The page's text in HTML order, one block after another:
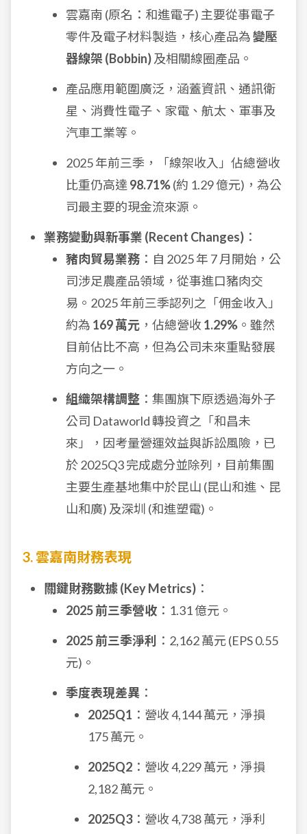
雲嘉南 (原名：和進電子) 主要從事電子
零件及電子材料製造，核心產品為變壓
器線架 (Bobbin)及相關線圈產品。
產品應用範圍廣泛，涵蓋資訊、通訊衛
星、消費性電子、家電、航太、軍事及
汽車工業等。
2025 年前三季，「線架收入」佔總營收
比重仍高達 98.71%(約 1.29 億元)，為公
司最主要的現金流來源。
業務變動與新事業 (Recent Changes) ：
豬肉貿易業務 ：自 2025 年 7 月開始，公
司涉足農產品領域，從事進口豬肉交
易。2025 年前三季認列之「佣金收入」
約為 169 萬元 ，佔總營收1.29% 。雖然
目前佔比不高，但為公司未來重點發展
方向之一。
組織架構調整 ：集團旗下原透過海外子
公司 Dataworld 轉投資之「和昌未
來」，因考量營運效益與訴訟風險，已
於 2025Q3 完成處分並除列，目前集團
主要生產基地集中於昆山 (昆山和進、昆
山和廣) 及深圳 (和進塑電)。
3. 雲嘉南財務表現
關鍵財務數據 (Key Metrics) ：
2025 前三季營收 ：1.31 億元。
2025 前三季淨利
：2,162 萬元 (EPS 0.55
元)。
季度表現差異 ：
2025Q1 ：營收 4,144 萬元，淨損
175 萬元。
2025Q2 ：營收 4,229 萬元，淨損
2,182 萬元。
2025Q3：營收 4,738 萬元，淨利